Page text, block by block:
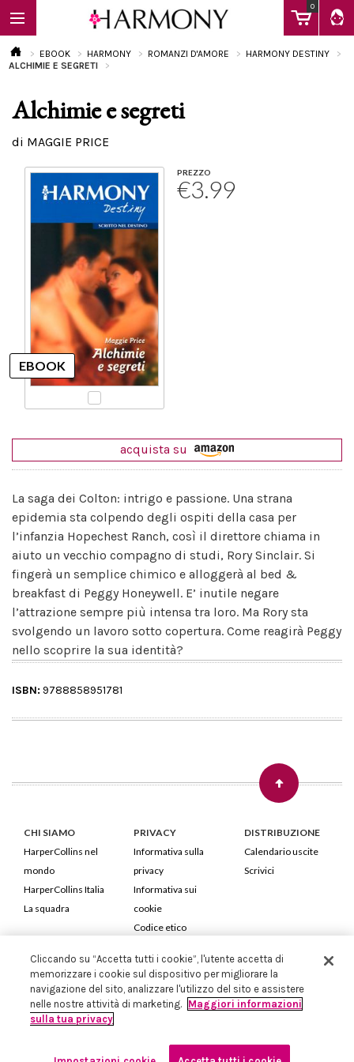
0
EBOOK
EBOOK HARMONY ROMANZI D'AMORE
HARMONY DESTINY
ALCHIMIE E SEGRETI
Alchimie e segreti
di MAGGIE PRICE
PREZZO
€3.99
acquista su
La saga dei Colton: intrigo e passione. Una strana
epidemia sta colpendo degli ospiti della casa per
l’infanzia Hopechest Ranch, così il direttore chiama in
aiuto un vecchio compagno di studi, Rory Sinclair. Si
fingerà un semplice chimico e alloggerà al bed &
breakfast di Peggy Honeywell. E’ inutile negare
l’attrazione sempre più intensa tra loro. Ma Rory sta
svolgendo un lavoro sotto copertura. Come reagirà Peggy
nello scoprire la sua identità?
ISBN: 9788858951781
CHI SIAMO
HarperCollins nel
mondo
HarperCollins Italia
La squadra
PRIVACY
Informativa sulla
privacy
Informativa sui
cookie
Codice etico
DISTRIBUZIONE
Calendario uscite
Scrivici
HarperCollins Italia S.p.A. Viale Monte Nero, 84 - 20135 Milano
Cod. Fiscale e P.IVA 05946780151 - Capitale Sociale 258.250 €
Iscritta in Milano al Registro delle imprese nr.198004 e REA nr.1051898
Cliccando su “Accetta tutti i cookie”, l'utente accetta di
memorizzare i cookie sul dispositivo per migliorare la
navigazione del sito, analizzare l'utilizzo del sito e assistere
nelle nostre attività di marketing. Maggiori informazioni
sulla tua privacy